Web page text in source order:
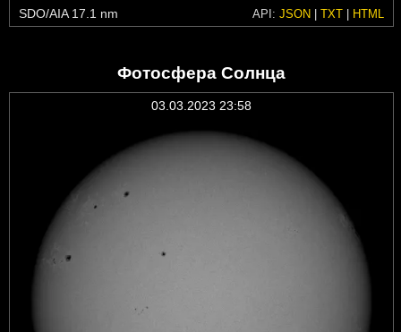
SDO/AIA 17.1 nm API: JSON | TXT | HTML
Фотосфера Солнца
03.03.2023 23:58